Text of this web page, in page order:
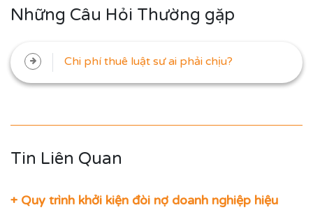
Những Câu Hỏi Thường gặp
Chi phí thuê luật sư ai phải chịu?
Tin Liên Quan
+ Quy trình khởi kiện đòi nợ doanh nghiệp hiệu